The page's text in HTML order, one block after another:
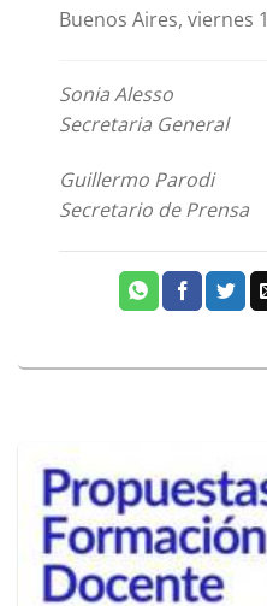
Buenos Aires, viernes
Sonia Alesso
Secretaria General
Guillermo Parodi
Secretario de Prensa